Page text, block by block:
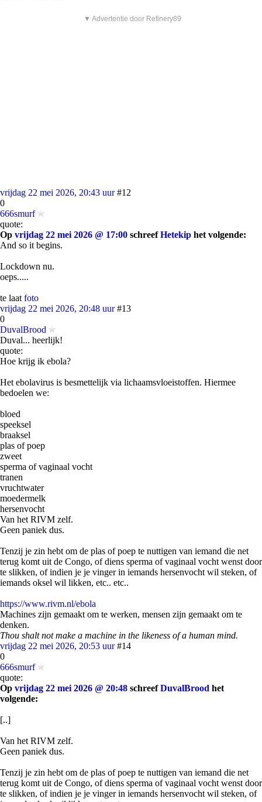
▼ Advertentie door Refinery89
vrijdag 22 mei 2026, 20:43 uur #12
0
666smurf
quote:
Op vrijdag 22 mei 2026 @ 17:00 schreefHetekip het volgende:
And so it begins.
Lockdown nu.
oeps.....
te laat foto
vrijdag 22 mei 2026, 20:48 uur #13
0
DuvalBrood
Duval... heerlijk!
quote:
Hoe krijg ik ebola?
Het ebolavirus is besmettelijk via lichaamsvloeistoffen. Hiermee
bedoelen we:
bloed
speeksel
braaksel
plas of poep
zweet
sperma of vaginaal vocht
tranen
vruchtwater
moedermelk
hersenvocht
Van het RIVM zelf.
Geen paniek dus.
Tenzij je zin hebt om de plas of poep te nuttigen van iemand die net
terug komt uit de Congo, of diens sperma of vaginaal vocht wenst door
te slikken, of indien je je vinger in iemands hersenvocht wil steken, of
iemands oksel wil likken, etc.. etc..
https://www.rivm.nl/ebola
Machines zijn gemaakt om te werken, mensen zijn gemaakt om te
denken.
Thou shalt not make a machine in the likeness of a human mind.
vrijdag 22 mei 2026, 20:53 uur #14
0
666smurf
quote:
Op vrijdag 22 mei 2026 @ 20:48 schreefDuvalBrood het
volgende:
[..]
Van het RIVM zelf.
Geen paniek dus.
Tenzij je zin hebt om de plas of poep te nuttigen van iemand die net
terug komt uit de Congo, of diens sperma of vaginaal vocht wenst door
te slikken, of indien je je vinger in iemands hersenvocht wil steken, of